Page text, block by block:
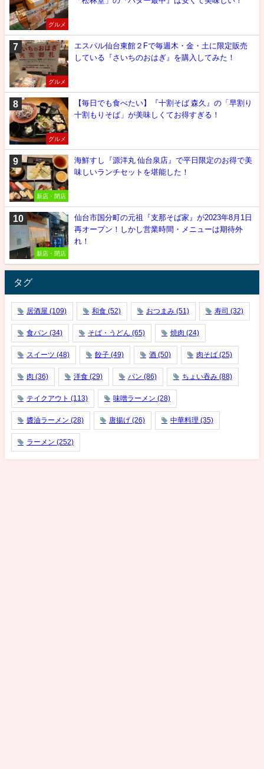
グルメ
グルメ
エスパル仙台東館２Fで毎週木・金・土に限定販売
している『さいちのおはぎ』を購入してみた！
グルメ
【毎日でも食べたい】『十割そば 森久』の「早割り
十割もりそば」が美味しくてお得すぎる！
新店・閉店
海鮮すし『源洋丸 仙台泉店』で平日限定のお得で美
味しいランチセットを堪能した！
新店・閉店
仙台市国分町の元祖『支那そば家』が2023年8月1日
再オープン！しかし営業時間・メニューは期待外
れ！
タグ
居酒屋 (109) 和食 (52) おつまみ (51) 寿司 (32)
食パン (34) そば・うどん (65) 焼肉 (24)
スイーツ (48) 餃子 (49) 酒 (50) 肉そば (25)
肉 (36) 洋食 (29) パン (86) ちょい吞み (88)
テイクアウト (113) 味噌ラーメン (28)
醬油ラーメン (28) 唐揚げ (26) 中華料理 (35)
ラーメン (252)